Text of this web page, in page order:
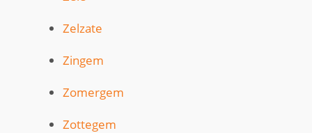
Zelzate
Zingem
Zomergem
Zottegem